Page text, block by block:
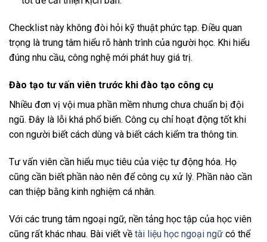
Checklist này không đòi hỏi kỹ thuật phức tạp. Điều quan
trọng là trung tâm hiểu rõ hành trình của người học. Khi hiểu
đúng nhu cầu, công nghệ mới phát huy giá trị.
Đào tạo tư vấn viên trước khi đào tạo công cụ
Nhiều đơn vị vội mua phần mềm nhưng chưa chuẩn bị đội
ngũ. Đây là lỗi khá phổ biến. Công cụ chỉ hoạt động tốt khi
con người biết cách dùng và biết cách kiểm tra thông tin.
Tư vấn viên cần hiểu mục tiêu của việc tự động hóa. Họ
cũng cần biết phần nào nên để công cụ xử lý. Phần nào cần
can thiệp bằng kinh nghiệm cá nhân.
Với các trung tâm ngoại ngữ, nền tảng học tập của học viên
cũng rất khác nhau. Bài viết về tài liệu học ngoại ngữ có thể